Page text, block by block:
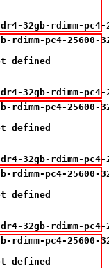
32gb-rdimm-
pc4-25600-
defined
32gb-rdimm-
pc4-25600-
defined
32gb-rdimm-
pc4-25600-
defined
32gb-rdimm-
pc4-25600-
defined